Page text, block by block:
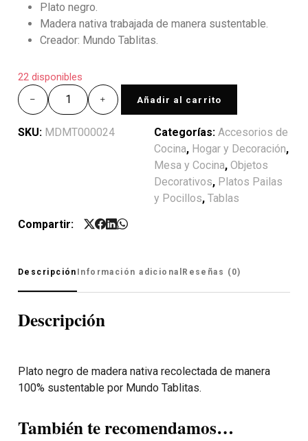
Plato negro.
Madera nativa trabajada de manera sustentable.
Creador: Mundo Tablitas.
22 disponibles
Añadir al carrito
SKU: MDMT000024 Categorías: Accesorios de
Cocina, Hogar y Decoración,
Mesa y Cocina, Objetos
Decorativos, Platos Pailas
y Pocillos, Tablas
Compartir:
Descripción Información adicional Reseñas (0)
Descripción
Plato negro de madera nativa recolectada de manera
100% sustentable por Mundo Tablitas.
También te recomendamos…